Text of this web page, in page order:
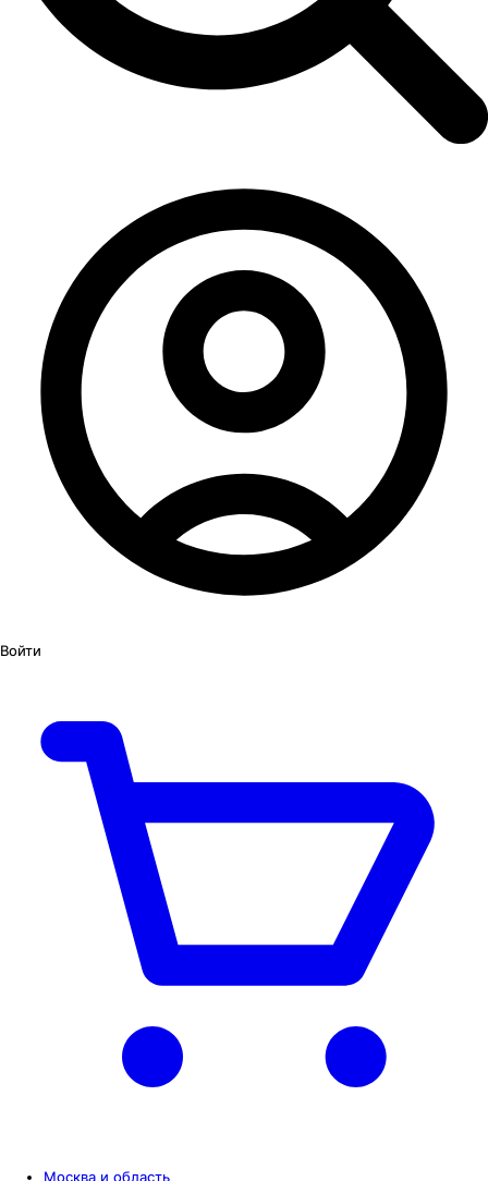
Войти
Москва и область